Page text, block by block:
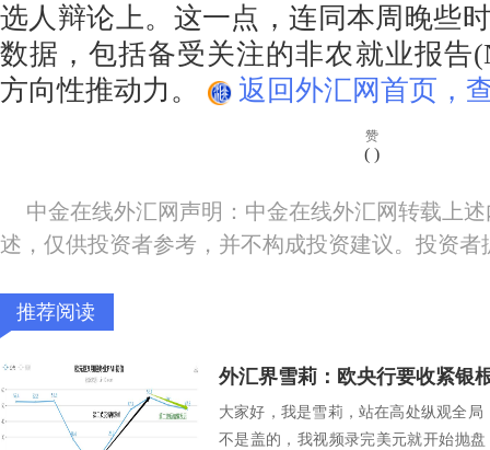
选人辩论上。这一点，连同本周晚些
数据，包括备受关注的非农就业报告
方向性推动力。
返回外汇网首页，
赞
( )
中金在线外汇网声明：中金在线外汇网转载上
述，仅供投资者参考，并不构成投资建议。投资
推荐阅读
外汇界雪莉：欧央行要收紧银
大家好，我是雪莉，站在高处纵观全
不是盖的，我视频录完美元就开始抛